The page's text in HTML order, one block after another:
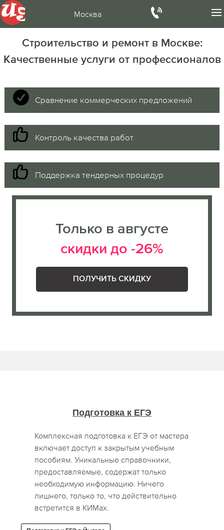
Москва
Строительство и ремонт в Москве:
Качественные услуги от профессионалов
Сравнение коммерческих предложений
Контроль качества работ
Поддержка тендерных процедур
Только в августе
скидки до -26%
ПОЛУЧИТЬ СКИДКУ
Подготовка к ЕГЭ
Комплексная подготовка к ЕГЭ от мастера
включает доступ к закрытым учебным
пособиям. Уникальные справочники,
предоставляемые, содержат только
необходимую информацию. Ничего
лишнего, только то, что действительно
встретится в КИМах.